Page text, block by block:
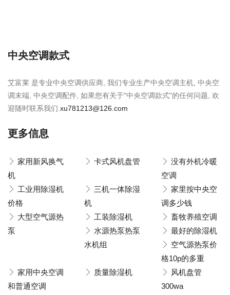
中央空调款式
艾富莱 是专业中央空调供应商, 我们专业生产中央空调主机, 中央空
调末端, 中央空调配件, 如果您有关于"中央空调款式"的任何问题, 欢
迎随时联系我们. xu781213@126.com
更多信息
家用新风换气
机
卡式风机盘管
没有外机冷暖
空调
工业用除湿机
价格
三机一体除湿
机
家里按中央空
调多少钱
大型空气源热
泵
工装除湿机
畜牧养殖空调
水源热泵热泵
水机组
最好的除湿机
空气源热泵价
格10p的多重
家用中央空调
和普通空调
质量除湿机
风机盘管
300wa